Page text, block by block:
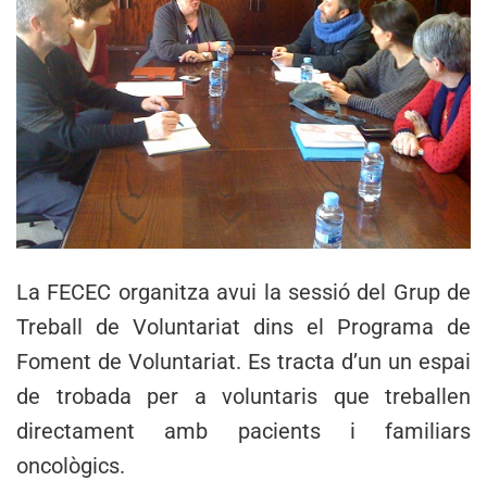
La FECEC organitza avui la sessió del Grup de
Treball de Voluntariat dins el Programa de
Foment de Voluntariat. Es tracta d’un un espai
de trobada per a voluntaris que treballen
directament amb pacients i familiars
oncològics.